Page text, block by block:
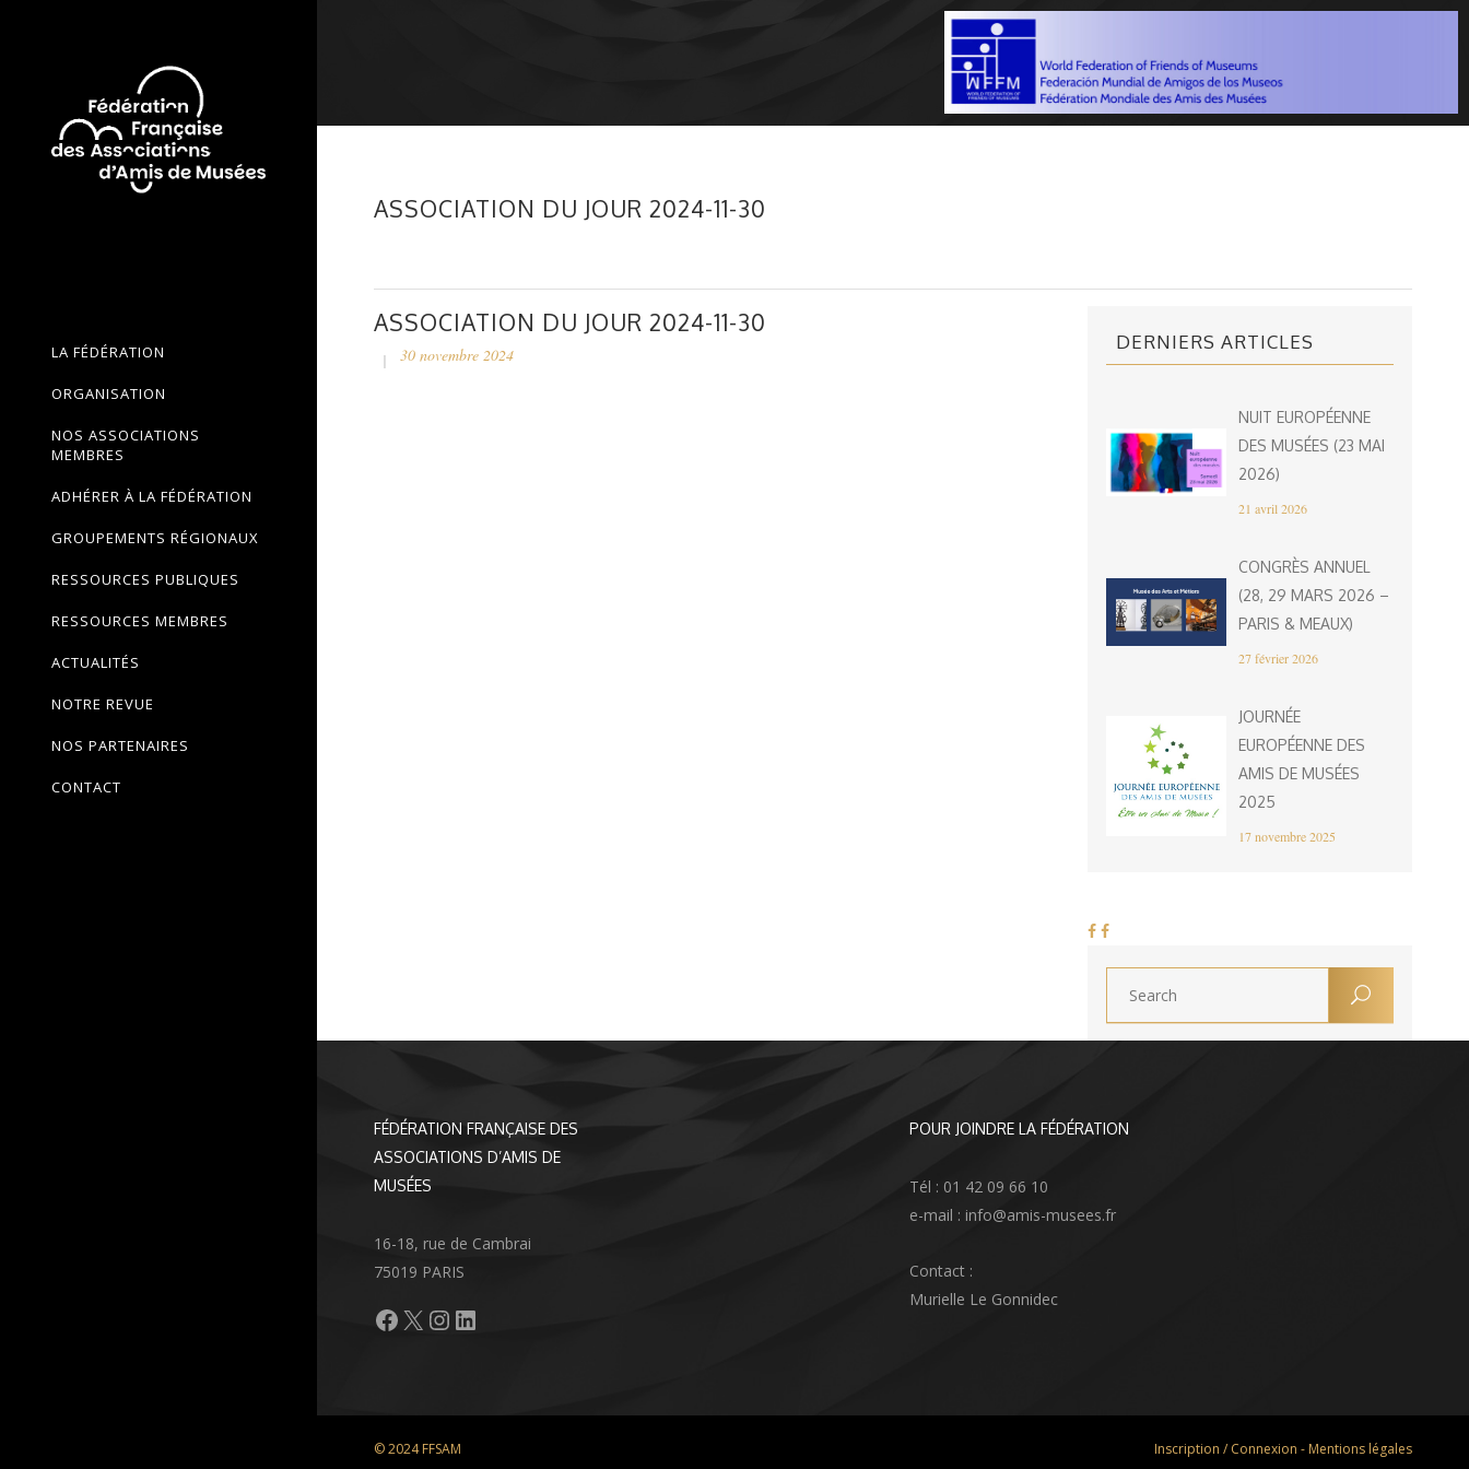
LA FÉDÉRATION
ORGANISATION
NOS ASSOCIATIONS
MEMBRES
ADHÉRER À LA FÉDÉRATION
GROUPEMENTS RÉGIONAUX
RESSOURCES PUBLIQUES
RESSOURCES MEMBRES
ACTUALITÉS
NOTRE REVUE
NOS PARTENAIRES
CONTACT
ASSOCIATION DU JOUR 2024-11-30
ASSOCIATION DU JOUR 2024-11-30
30 novembre 2024
DERNIERS ARTICLES
NUIT EUROPÉENNE
DES MUSÉES (23 MAI
2026)
21 avril 2026
CONGRÈS ANNUEL
(28, 29 MARS 2026 –
PARIS & MEAUX)
27 février 2026
JOURNÉE
EUROPÉENNE DES
AMIS DE MUSÉES
2025
17 novembre 2025
FÉDÉRATION FRANÇAISE DES
ASSOCIATIONS D’AMIS DE
MUSÉES
16-18, rue de Cambrai
75019 PARIS
Facebook
X Instagram
LinkedIn
POUR JOINDRE LA FÉDÉRATION
Tél : 01 42 09 66 10
e-mail : info@amis-musees.fr
Contact :
Murielle Le Gonnidec
© 2024 FFSAM Inscription / Connexion - Mentions légales